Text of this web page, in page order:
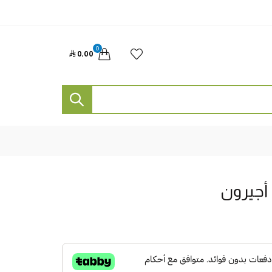
0
 0٫00